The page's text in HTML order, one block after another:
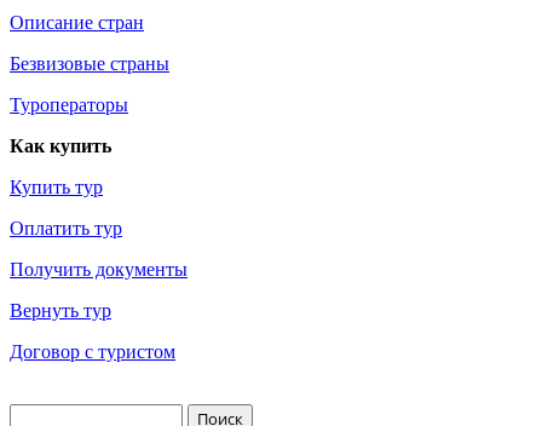
Описание стран
Безвизовые страны
Туроператоры
Как купить
Купить тур
Оплатить тур
Получить документы
Вернуть тур
Договор с туристом